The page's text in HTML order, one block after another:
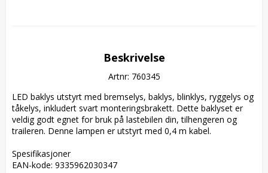
Beskrivelse
Artnr: 760345
LED baklys utstyrt med bremselys, baklys, blinklys, ryggelys og
tåkelys, inkludert svart monteringsbrakett. Dette baklyset er
veldig godt egnet for bruk på lastebilen din, tilhengeren og
traileren. Denne lampen er utstyrt med 0,4 m kabel.
Spesifikasjoner
EAN-kode: 9335962030347